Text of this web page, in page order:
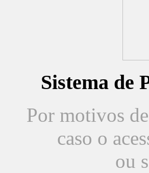
Sistema de
Por motivos
caso o
ou